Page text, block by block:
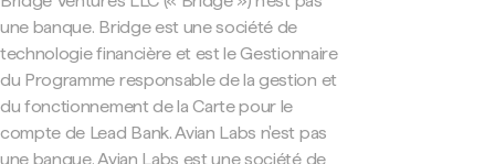
une banque. Bridge est une société de
technologie financière et est le Gestionnaire
du Programme responsable de la gestion et
du fonctionnement de la Carte pour le
compte de Lead Bank. Avian Labs n'est pas
une banque. Avian Labs est une société de